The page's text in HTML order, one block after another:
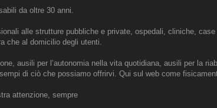
da oltre 30 anni.
alle strutture pubbliche e private, ospedali, cliniche,
che al domicilio degli utenti.
ausili per l’autonomia nella vita quotidiana, ausili per la
di ciò che possiamo offrirvi. Qui sul web come
attenzione, sempre